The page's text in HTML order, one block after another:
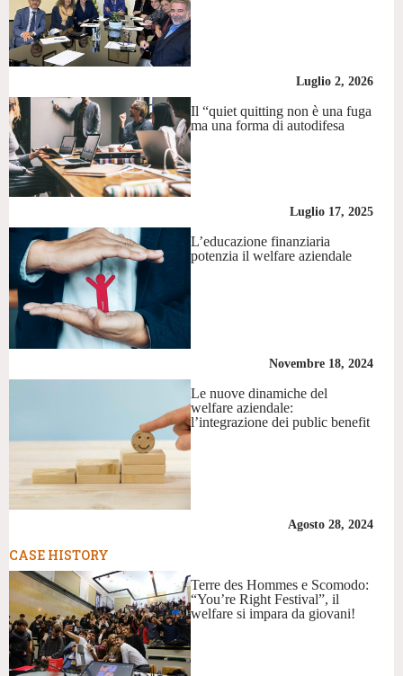
Luglio 2, 2026
Il “quiet quitting non è una fuga
ma una forma di autodifesa
Luglio 17, 2025
L’educazione finanziaria
potenzia il welfare aziendale
Novembre 18, 2024
Le nuove dinamiche del
welfare aziendale:
l’integrazione dei public benefit
Agosto 28, 2024
CASE HISTORY
Terre des Hommes e Scomodo:
“You’re Right Festival”, il
welfare si impara da giovani!